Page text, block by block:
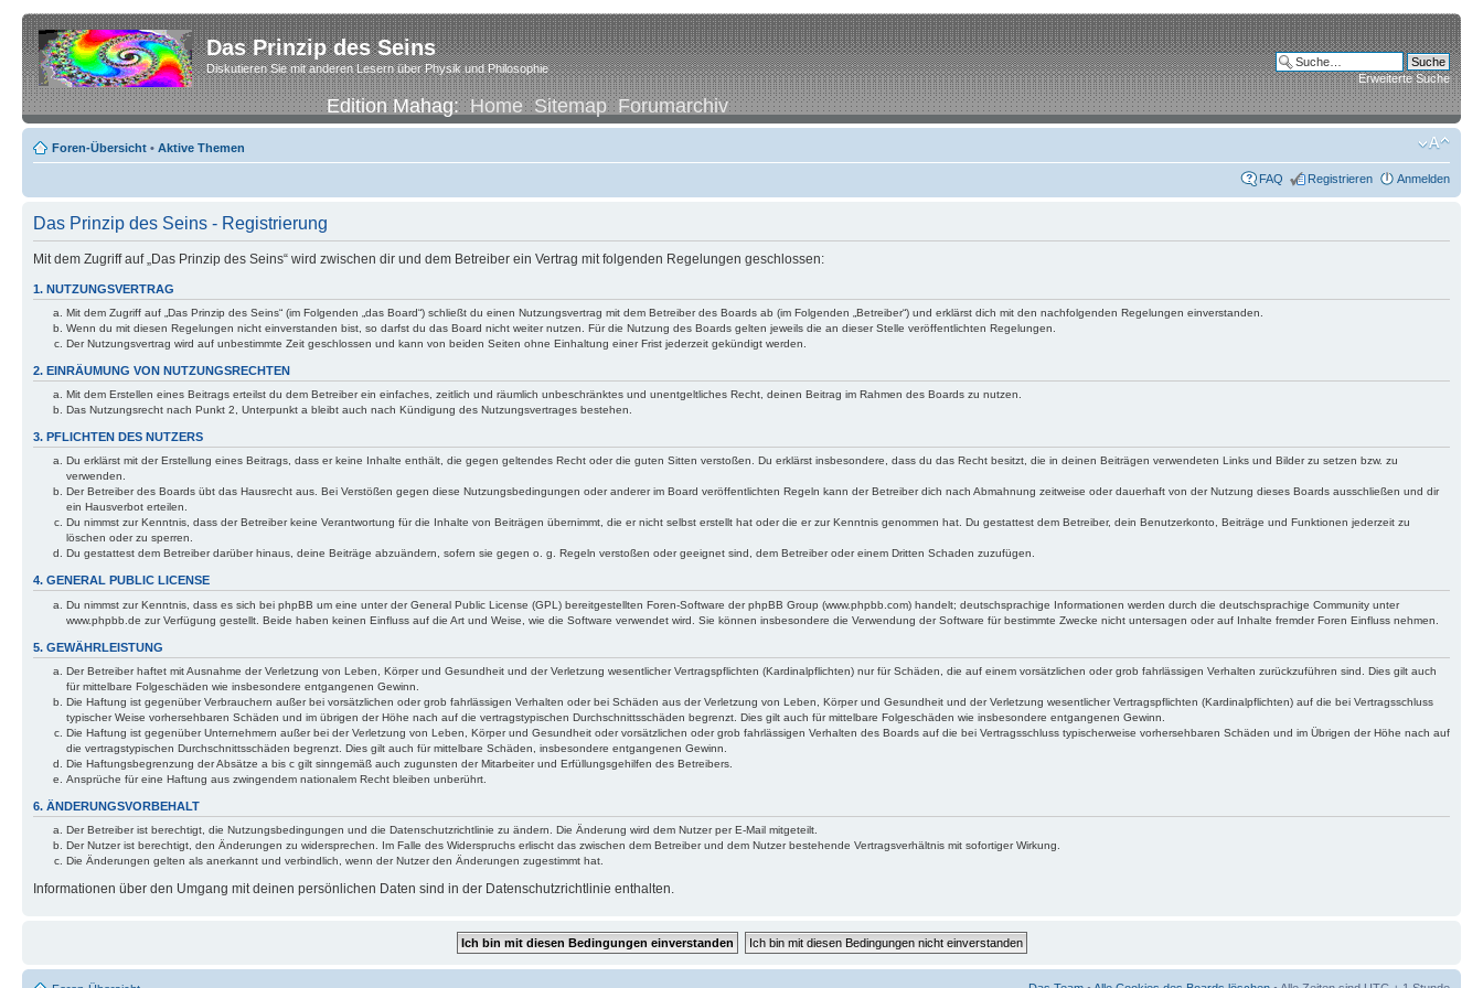
Das Prinzip des Seins
Diskutieren Sie mit anderen Lesern über Physik und Philosophie
Edition Mahag:Home Sitemap Forumarchiv
Erweiterte Suche
Foren-Übersicht • Aktive Themen
FAQ Registrieren Anmelden
Das Prinzip des Seins - Registrierung
Mit dem Zugriff auf „Das Prinzip des Seins“ wird zwischen dir und dem Betreiber ein Vertrag mit folgenden Regelungen geschlossen:
1. NUTZUNGSVERTRAG
Mit dem Zugriff auf „Das Prinzip des Seins“ (im Folgenden „das Board“) schließt du einen Nutzungsvertrag mit dem Betreiber des Boards ab (im Folgenden „Betreiber“) und erklärst dich mit den nachfolgenden Regelungen einverstanden.
Wenn du mit diesen Regelungen nicht einverstanden bist, so darfst du das Board nicht weiter nutzen. Für die Nutzung des Boards gelten jeweils die an dieser Stelle veröffentlichten Regelungen.
Der Nutzungsvertrag wird auf unbestimmte Zeit geschlossen und kann von beiden Seiten ohne Einhaltung einer Frist jederzeit gekündigt werden.
2. EINRÄUMUNG VON NUTZUNGSRECHTEN
Mit dem Erstellen eines Beitrags erteilst du dem Betreiber ein einfaches, zeitlich und räumlich unbeschränktes und unentgeltliches Recht, deinen Beitrag im Rahmen des Boards zu nutzen.
Das Nutzungsrecht nach Punkt 2, Unterpunkt a bleibt auch nach Kündigung des Nutzungsvertrages bestehen.
3. PFLICHTEN DES NUTZERS
Du erklärst mit der Erstellung eines Beitrags, dass er keine Inhalte enthält, die gegen geltendes Recht oder die guten Sitten verstoßen. Du erklärst insbesondere, dass du das Recht besitzt, die in deinen Beiträgen verwendeten Links und Bilder zu setzen bzw. zu
verwenden.
Der Betreiber des Boards übt das Hausrecht aus. Bei Verstößen gegen diese Nutzungsbedingungen oder anderer im Board veröffentlichten Regeln kann der Betreiber dich nach Abmahnung zeitweise oder dauerhaft von der Nutzung dieses Boards ausschließen und dir
ein Hausverbot erteilen.
Du nimmst zur Kenntnis, dass der Betreiber keine Verantwortung für die Inhalte von Beiträgen übernimmt, die er nicht selbst erstellt hat oder die er zur Kenntnis genommen hat. Du gestattest dem Betreiber, dein Benutzerkonto, Beiträge und Funktionen jederzeit zu
löschen oder zu sperren.
Du gestattest dem Betreiber darüber hinaus, deine Beiträge abzuändern, sofern sie gegen o. g. Regeln verstoßen oder geeignet sind, dem Betreiber oder einem Dritten Schaden zuzufügen.
4. GENERAL PUBLIC LICENSE
Du nimmst zur Kenntnis, dass es sich bei phpBB um eine unter der General Public License (GPL) bereitgestellten Foren-Software der phpBB Group (www.phpbb.com) handelt; deutschsprachige Informationen werden durch die deutschsprachige Community unter
www.phpbb.de zur Verfügung gestellt. Beide haben keinen Einfluss auf die Art und Weise, wie die Software verwendet wird. Sie können insbesondere die Verwendung der Software für bestimmte Zwecke nicht untersagen oder auf Inhalte fremder Foren Einfluss nehmen.
5. GEWÄHRLEISTUNG
Der Betreiber haftet mit Ausnahme der Verletzung von Leben, Körper und Gesundheit und der Verletzung wesentlicher Vertragspflichten (Kardinalpflichten) nur für Schäden, die auf einem vorsätzlichen oder grob fahrlässigen Verhalten zurückzuführen sind. Dies gilt auch
für mittelbare Folgeschäden wie insbesondere entgangenen Gewinn.
Die Haftung ist gegenüber Verbrauchern außer bei vorsätzlichen oder grob fahrlässigen Verhalten oder bei Schäden aus der Verletzung von Leben, Körper und Gesundheit und der Verletzung wesentlicher Vertragspflichten (Kardinalpflichten) auf die bei Vertragsschluss
typischer Weise vorhersehbaren Schäden und im übrigen der Höhe nach auf die vertragstypischen Durchschnittsschäden begrenzt. Dies gilt auch für mittelbare Folgeschäden wie insbesondere entgangenen Gewinn.
Die Haftung ist gegenüber Unternehmern außer bei der Verletzung von Leben, Körper und Gesundheit oder vorsätzlichen oder grob fahrlässigen Verhalten des Boards auf die bei Vertragsschluss typischerweise vorhersehbaren Schäden und im Übrigen der Höhe nach auf
die vertragstypischen Durchschnittsschäden begrenzt. Dies gilt auch für mittelbare Schäden, insbesondere entgangenen Gewinn.
Die Haftungsbegrenzung der Absätze a bis c gilt sinngemäß auch zugunsten der Mitarbeiter und Erfüllungsgehilfen des Betreibers.
Ansprüche für eine Haftung aus zwingendem nationalem Recht bleiben unberührt.
6. ÄNDERUNGSVORBEHALT
Der Betreiber ist berechtigt, die Nutzungsbedingungen und die Datenschutzrichtlinie zu ändern. Die Änderung wird dem Nutzer per E-Mail mitgeteilt.
Der Nutzer ist berechtigt, den Änderungen zu widersprechen. Im Falle des Widerspruchs erlischt das zwischen dem Betreiber und dem Nutzer bestehende Vertragsverhältnis mit sofortiger Wirkung.
Die Änderungen gelten als anerkannt und verbindlich, wenn der Nutzer den Änderungen zugestimmt hat.
Informationen über den Umgang mit deinen persönlichen Daten sind in der Datenschutzrichtlinie enthalten.